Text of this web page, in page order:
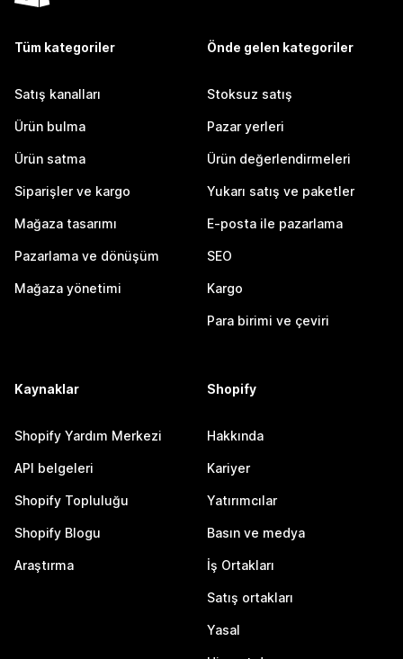
Tüm kategoriler
Satış kanalları
Ürün bulma
Ürün satma
Siparişler ve kargo
Mağaza tasarımı
Pazarlama ve dönüşüm
Mağaza yönetimi
Önde gelen kategoriler
Stoksuz satış
Pazar yerleri
Ürün değerlendirmeleri
Yukarı satış ve paketler
E-posta ile pazarlama
SEO
Kargo
Para birimi ve çeviri
Kaynaklar
Shopify Yardım Merkezi
API belgeleri
Shopify Topluluğu
Shopify Blogu
Araştırma
Shopify
Hakkında
Kariyer
Yatırımcılar
Basın ve medya
İş Ortakları
Satış ortakları
Yasal